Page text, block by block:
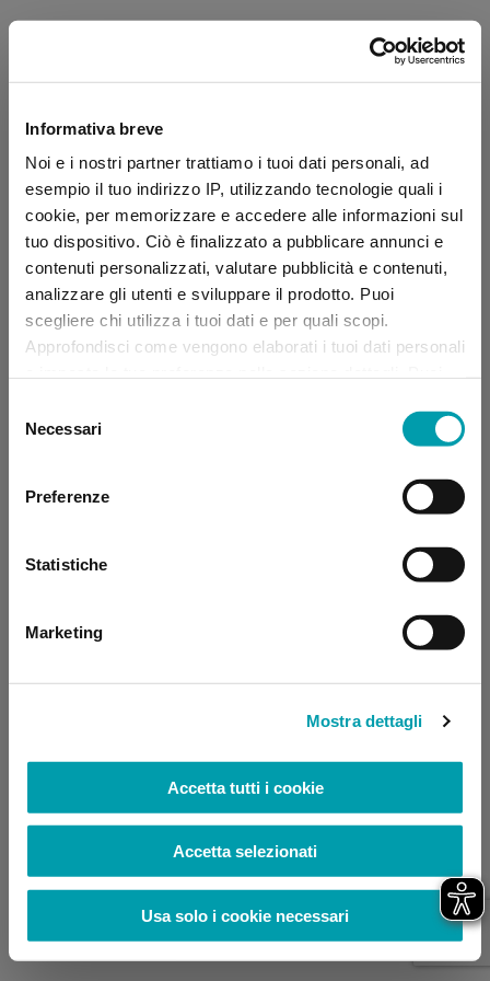
Informativa breve
Noi e i nostri partner trattiamo i tuoi dati personali, ad
esempio il tuo indirizzo IP, utilizzando tecnologie quali i
cookie, per memorizzare e accedere alle informazioni sul
tuo dispositivo. Ciò è finalizzato a pubblicare annunci e
contenuti personalizzati, valutare pubblicità e contenuti,
analizzare gli utenti e sviluppare il prodotto. Puoi
scegliere chi utilizza i tuoi dati e per quali scopi.
Approfondisci come vengono elaborati i tuoi dati personali
momento dalla Dichiarazione sui “
delNecessari
Preferenze
Statistiche
Marketing
Mostra dettagli
Accetta tutti i cookie
Accetta selezionati
Usa solo i cookie necessari
Application error: a client-side exception has occurred (see the
browser console for more information)